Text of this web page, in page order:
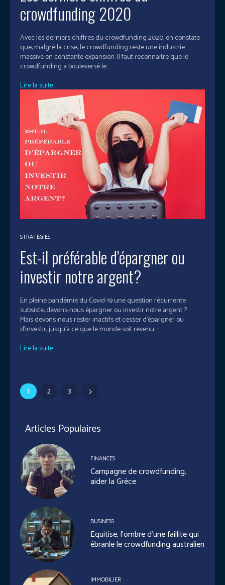
crowdfunding 2020
Avec les derniers chiffres du crowdfunding 2020, on constate
que, malgré la crise, le crowdfunding reste une industrie
massive en constante expansion. Il faut reconnaitre que le
crowdfunding a bouleversé le...
Lire la suite...
STRATEGIES
Est-il préférable d’épargner ou
investir notre argent?
En pleine pandémie du Covid-19 une question récurrente
subsiste, devons-nous épargner ou investir notre argent ?
Mais devons-nous rester inactifs et cesser d'épargner ou
d'investir, jusqu'à ce que le monde soit revenu...
Lire la suite...
1 2 3
Articles Populaires
FINANCES
Campagne de crowdfunding,
aider la Grèce
BUSINESS
Equitise, l’ombre d’une faillite qui
ébranle le crowdfunding australien
IMMOBILIER